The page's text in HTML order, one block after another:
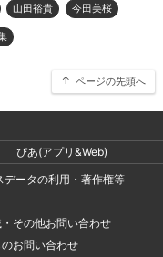
山田裕貴 今田美桜
ページの先頭へ
ぴあ(アプリ&Web)
データの利用・著作権等
その他お問い合わせ
お問い合わせ